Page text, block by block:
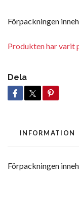
Förpackningen
Produkten har varit
Dela
INFORMATION
Förpackningen